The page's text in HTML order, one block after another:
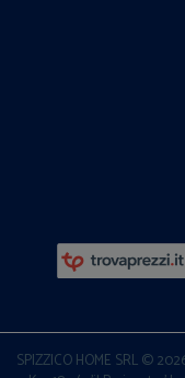
SPIZZICO HOME SRL ©